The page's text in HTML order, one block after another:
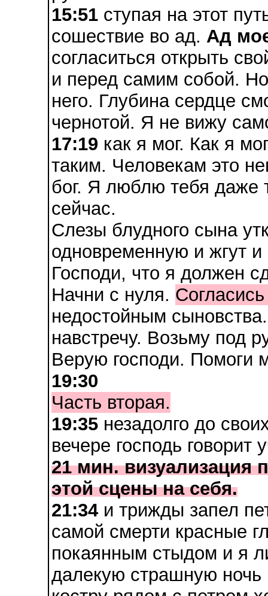
15:51 ступая на этот
сошествие во ад. Ад
согласиться открыть
и перед самим собой.
него. Глубина сердце
чернотой. Я не вижу
17:19 как я мог. Как я
таким. Человекам это
бог. Я люблю тебя даже
сейчас.
Слезы блудного сына
одновременную и жгут
Господи, что я должен
Начни с нуля.
недостойным
навстречу. Возьму под
Верую господи. Помоги
19:30
Часть вторая.
19:35 незадолго до
вечере господь говорит
21 мин. визуализация
этой сцены на себя.
21:34 и трижды запел
самой смерти красные
покаянным стыдом и я
далекую страшную